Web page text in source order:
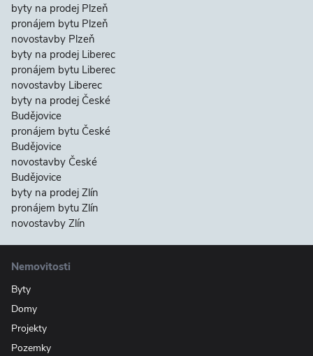
byty na prodej Plzeň
pronájem bytu Plzeň
novostavby Plzeň
byty na prodej Liberec
pronájem bytu Liberec
novostavby Liberec
byty na prodej České
Budějovice
pronájem bytu České
Budějovice
novostavby České
Budějovice
byty na prodej Zlín
pronájem bytu Zlín
novostavby Zlín
Nemovitosti
Byty
Domy
Projekty
Pozemky